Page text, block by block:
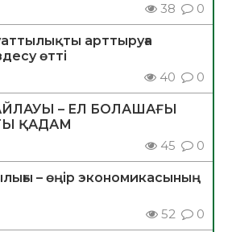
38 0
арттыруға
өтті
40 0
– ЕЛ БОЛАШАҒЫ
ҚАДАМ
45 0
– өңір экономикасының
52 0